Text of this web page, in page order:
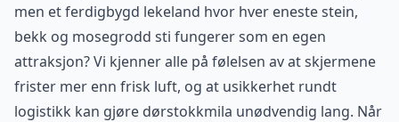
men et ferdigbygd lekeland hvor hver eneste stein,
bekk og mosegrodd sti fungerer som en egen
attraksjon? Vi kjenner alle på følelsen av at skjermene
frister mer enn frisk luft, og at usikkerhet rundt
logistikk kan gjøre dørstokkmila unødvendig lang. Når